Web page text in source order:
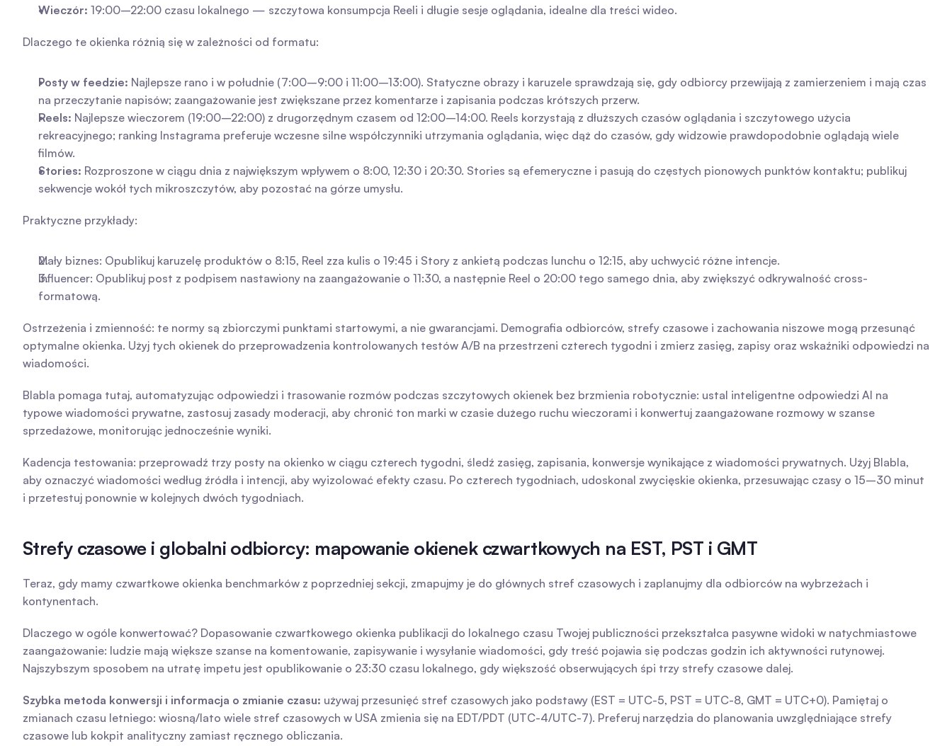
Wieczór: 19:00–22:00 czasu lokalnego — szczytowa konsumpcja Reeli i długie sesje oglądania, idealne dla treści wideo.
Dlaczego te okienka różnią się w zależności od formatu:
Posty w feedzie: Najlepsze rano i w południe (7:00–9:00 i 11:00–13:00). Statyczne obrazy i karuzele sprawdzają się, gdy odbiorcy przewijają z zamierzeniem i mają czas
na przeczytanie napisów; zaangażowanie jest zwiększane przez komentarze i zapisania podczas krótszych przerw.
Reels: Najlepsze wieczorem (19:00–22:00) z drugorzędnym czasem od 12:00–14:00. Reels korzystają z dłuższych czasów oglądania i szczytowego użycia
rekreacyjnego; ranking Instagrama preferuje wczesne silne współczynniki utrzymania oglądania, więc dąż do czasów, gdy widzowie prawdopodobnie oglądają wiele
filmów.
Stories: Rozproszone w ciągu dnia z największym wpływem o 8:00, 12:30 i 20:30. Stories są efemeryczne i pasują do częstych pionowych punktów kontaktu; publikuj
sekwencje wokół tych mikroszczytów, aby pozostać na górze umysłu.
Praktyczne przykłady:
Mały biznes: Opublikuj karuzelę produktów o 8:15, Reel zza kulis o 19:45 i Story z ankietą podczas lunchu o 12:15, aby uchwycić różne intencje.
Influencer: Opublikuj post z podpisem nastawiony na zaangażowanie o 11:30, a następnie Reel o 20:00 tego samego dnia, aby zwiększyć odkrywalność cross-
formatową.
Ostrzeżenia i zmienność: te normy są zbiorczymi punktami startowymi, a nie gwarancjami. Demografia odbiorców, strefy czasowe i zachowania niszowe mogą przesunąć
optymalne okienka. Użyj tych okienek do przeprowadzenia kontrolowanych testów A/B na przestrzeni czterech tygodni i zmierz zasięg, zapisy oraz wskaźniki odpowiedzi na
wiadomości.
Blabla pomaga tutaj, automatyzując odpowiedzi i trasowanie rozmów podczas szczytowych okienek bez brzmienia robotycznie: ustal inteligentne odpowiedzi AI na
typowe wiadomości prywatne, zastosuj zasady moderacji, aby chronić ton marki w czasie dużego ruchu wieczorami i konwertuj zaangażowane rozmowy w szanse
sprzedażowe, monitorując jednocześnie wyniki.
Kadencja testowania: przeprowadź trzy posty na okienko w ciągu czterech tygodni, śledź zasięg, zapisania, konwersje wynikające z wiadomości prywatnych. Użyj Blabla,
aby oznaczyć wiadomości według źródła i intencji, aby wyizolować efekty czasu. Po czterech tygodniach, udoskonal zwycięskie okienka, przesuwając czasy o 15–30 minut
i przetestuj ponownie w kolejnych dwóch tygodniach.
Strefy czasowe i globalni odbiorcy: mapowanie okienek czwartkowych na EST, PST i GMT
Teraz, gdy mamy czwartkowe okienka benchmarków z poprzedniej sekcji, zmapujmy je do głównych stref czasowych i zaplanujmy dla odbiorców na wybrzeżach i
kontynentach.
Dlaczego w ogóle konwertować? Dopasowanie czwartkowego okienka publikacji do lokalnego czasu Twojej publiczności przekształca pasywne widoki w natychmiastowe
zaangażowanie: ludzie mają większe szanse na komentowanie, zapisywanie i wysyłanie wiadomości, gdy treść pojawia się podczas godzin ich aktywności rutynowej.
Najszybszym sposobem na utratę impetu jest opublikowanie o 23:30 czasu lokalnego, gdy większość obserwujących śpi trzy strefy czasowe dalej.
Szybka metoda konwersji i informacja o zmianie czasu: używaj przesunięć stref czasowych jako podstawy (EST = UTC-5, PST = UTC-8, GMT = UTC+0). Pamiętaj o
zmianach czasu letniego: wiosną/lato wiele stref czasowych w USA zmienia się na EDT/PDT (UTC-4/UTC-7). Preferuj narzędzia do planowania uwzględniające strefy
czasowe lub kokpit analityczny zamiast ręcznego obliczania.